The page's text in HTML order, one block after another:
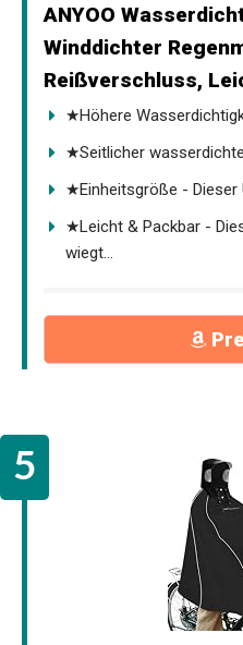
ANYOO
Winddichter
Reißverschluss,
★Höhere
★Seitlicher
★Einheitsgröße - Dieser
★Leicht & Packbar -
wiegt...